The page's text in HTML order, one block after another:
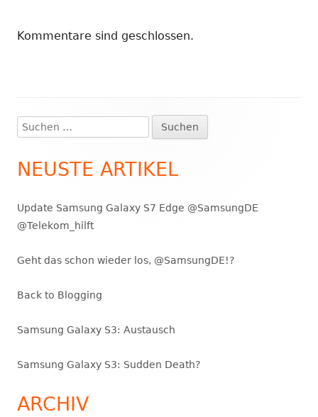
Kommentare sind geschlossen.
Haupt-
Seitenleiste
Suchen
nach:
NEUSTE ARTIKEL
Update Samsung Galaxy S7 Edge @SamsungDE
@Telekom_hilft
Geht das schon wieder los, @SamsungDE!?
Back to Blogging
Samsung Galaxy S3: Austausch
Samsung Galaxy S3: Sudden Death?
ARCHIV